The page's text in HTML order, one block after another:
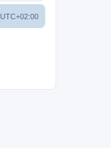
UTC+02:00